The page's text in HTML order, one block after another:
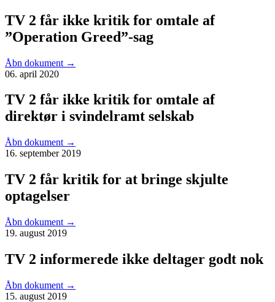
TV 2 får ikke kritik for omtale af
”Operation Greed”-sag
Åbn dokument →
06. april 2020
TV 2 får ikke kritik for omtale af
direktør i svindelramt selskab
Åbn dokument →
16. september 2019
TV 2 får kritik for at bringe skjulte
optagelser
Åbn dokument →
19. august 2019
TV 2 informerede ikke deltager godt nok
Åbn dokument →
15. august 2019